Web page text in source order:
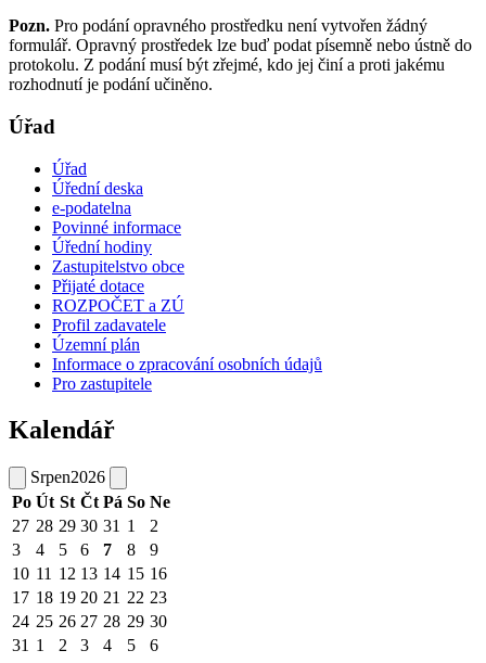
Pozn. Pro podání opravného prostředku není vytvořen žádný
formulář. Opravný prostředek lze buď podat písemně nebo ústně do
protokolu. Z podání musí být zřejmé, kdo jej činí a proti jakému
rozhodnutí je podání učiněno.
Úřad
Úřad
Úřední deska
e-podatelna
Povinné informace
Úřední hodiny
Zastupitelstvo obce
Přijaté dotace
ROZPOČET a ZÚ
Profil zadavatele
Územní plán
Informace o zpracování osobních údajů
Pro zastupitele
Kalendář
Srpen2026
Po Út St Čt Pá So Ne
27 28 29 30 31 1
2
3
4 5 6 7 8
9
10 11 12 13 14 15 16
17 18 19 20 21 22 23
24 25 26 27 28 29 30
31 1 2 3 4 5 6